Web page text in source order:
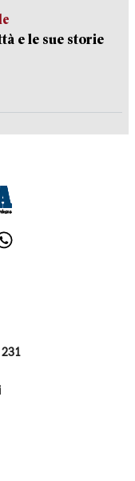
e le sue storie
231